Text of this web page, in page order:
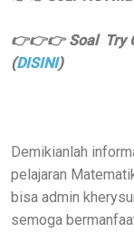
👉👉👉 Soal Try
(DISINI)
Demikianlah
pelajaran
bisa admin
semoga